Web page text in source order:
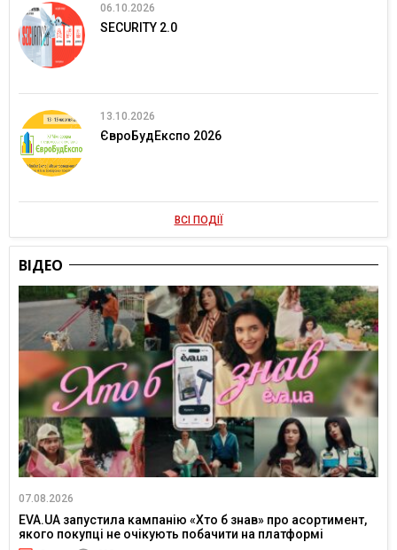
06.10.2026
SECURITY 2.0
13.10.2026
ЄвроБудЕкспо 2026
ВСІ ПОДІЇ
ВІДЕО
07.08.2026
EVA.UA запустила кампанію «Хто б знав» про асортимент,
якого покупці не очікують побачити на платформі